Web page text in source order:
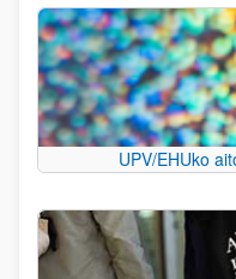
UPV/EHUko